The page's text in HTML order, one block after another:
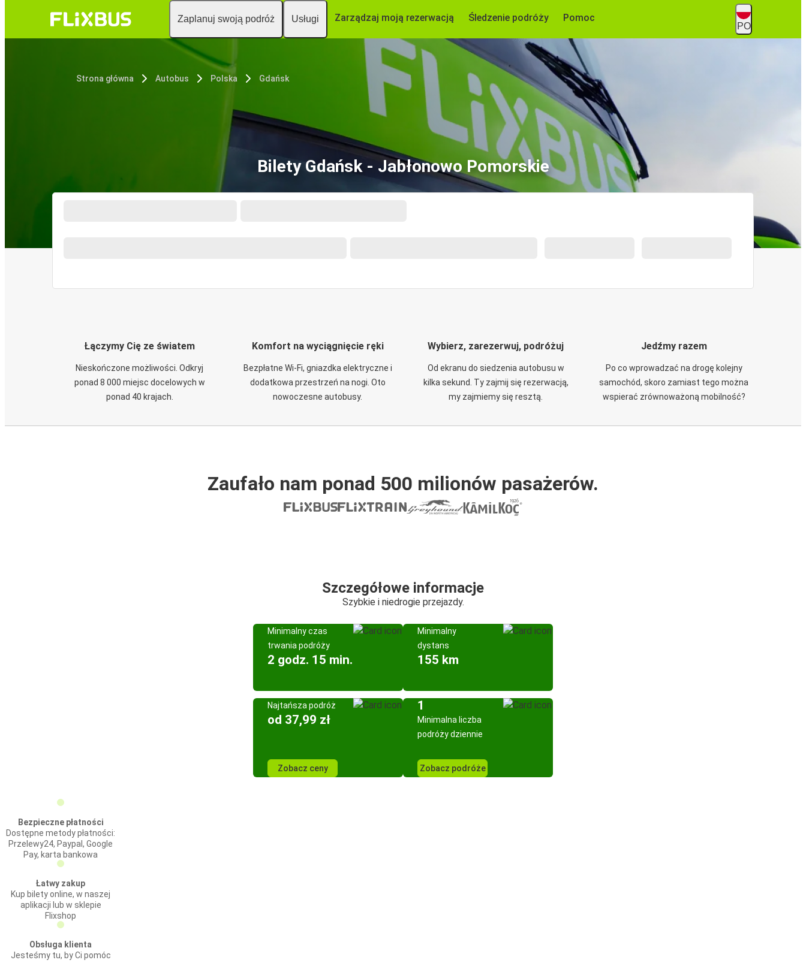
Zaplanuj swoją podróż Usługi Zarządzaj moją rezerwacją Śledzenie podróży Pomoc
PO
Strona główna Autobus Polska Gdańsk
Bilety Gdańsk - Jabłonowo Pomorskie
Łączymy Cię ze światem
Nieskończone możliwości. Odkryj
ponad 8 000 miejsc docelowych w
ponad 40 krajach.
Komfort na wyciągnięcie ręki
Bezpłatne Wi-Fi, gniazdka elektryczne i
dodatkowa przestrzeń na nogi. Oto
nowoczesne autobusy.
Wybierz, zarezerwuj, podróżuj
Od ekranu do siedzenia autobusu w
kilka sekund. Ty zajmij się rezerwacją,
my zajmiemy się resztą.
Jedźmy razem
Po co wprowadzać na drogę kolejny
samochód, skoro zamiast tego można
wspierać zrównoważoną mobilność?
Zaufało nam ponad 500 milionów pasażerów.
Szczegółowe informacje
Szybkie i niedrogie przejazdy.
Minimalny czas
trwania podróży
2 godz. 15 min.
Minimalny
dystans
155 km
Najtańsza podróż
od 37,99 zł
Zobacz ceny
1
Minimalna liczba
podróży dziennie
Zobacz podróże
Bezpieczne płatności
Dostępne metody płatności:
Przelewy24, Paypal, Google
Pay, karta bankowa
Łatwy zakup
Kup bilety online, w naszej
aplikacji lub w sklepie
Flixshop
Obsługa klienta
Jesteśmy tu, by Ci pomóc